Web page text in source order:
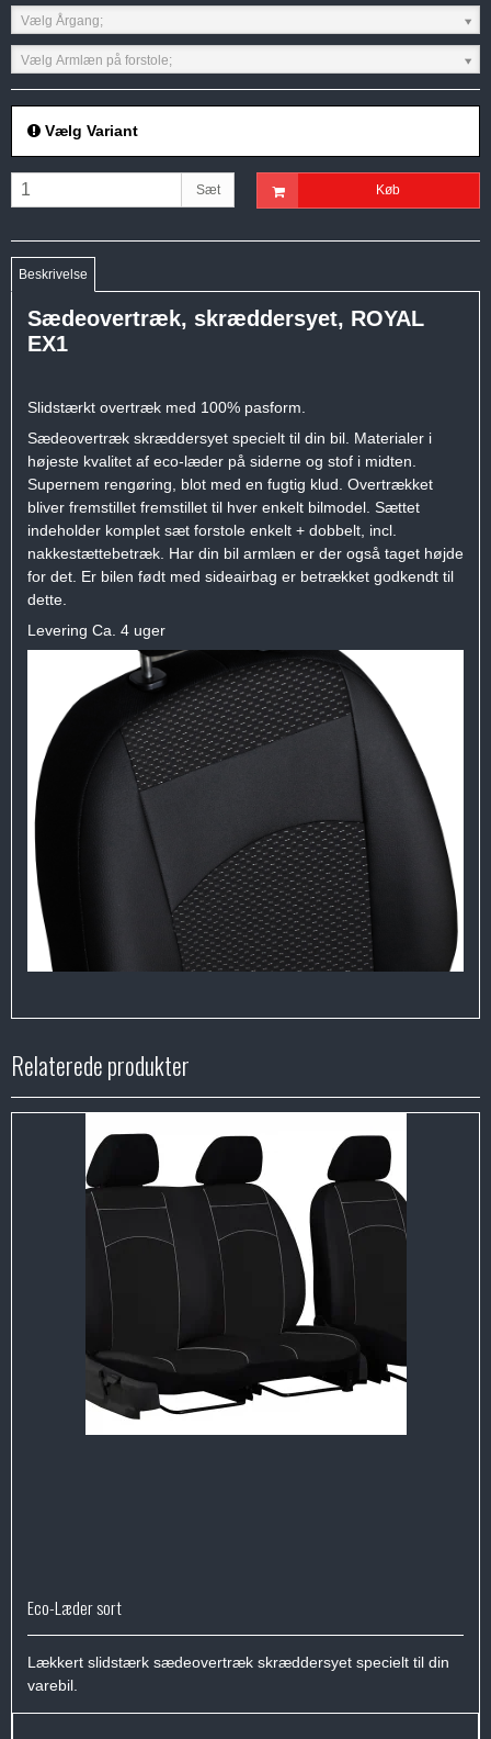
Vælg Årgang;
Vælg Armlæn på forstole;
Vælg Variant
Sæt Køb
Beskrivelse
Sædeovertræk, skræddersyet, ROYAL
EX1
Slidstærkt overtræk med 100% pasform.
Sædeovertræk skræddersyet specielt til din bil. Materialer i
højeste kvalitet af eco-læder på siderne og stof i midten.
Supernem rengøring, blot med en fugtig klud. Overtrækket
bliver fremstillet fremstillet til hver enkelt bilmodel. Sættet
indeholder komplet sæt forstole enkelt + dobbelt, incl.
nakkestættebetræk. Har din bil armlæn er der også taget højde
for det. Er bilen født med sideairbag er betrækket godkendt til
dette.
Levering Ca. 4 uger
Relaterede produkter
Eco-Læder sort
Lækkert slidstærk sædeovertræk skræddersyet specielt til din
varebil.